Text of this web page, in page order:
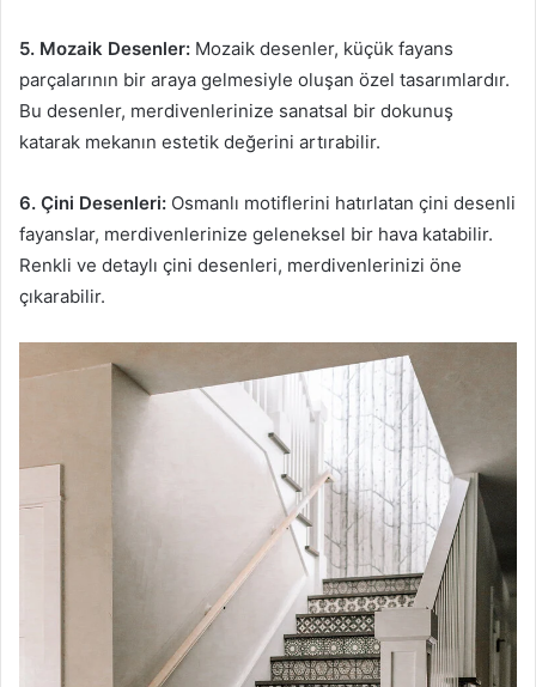
5. Mozaik Desenler: Mozaik desenler, küçük fayans
parçalarının bir araya gelmesiyle oluşan özel tasarımlardır.
Bu desenler, merdivenlerinize sanatsal bir dokunuş
katarak mekanın estetik değerini artırabilir.
6. Çini Desenleri: Osmanlı motiflerini hatırlatan çini desenli
fayanslar, merdivenlerinize geleneksel bir hava katabilir.
Renkli ve detaylı çini desenleri, merdivenlerinizi öne
çıkarabilir.